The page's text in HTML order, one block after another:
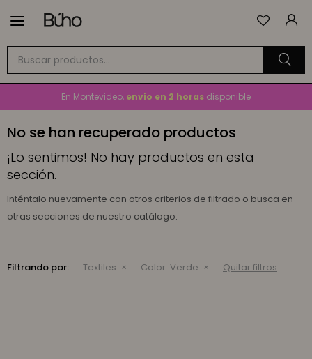

GRATIS
En Montevideo, envío en 2 horas disponible
No se han recuperado productos
¡Lo sentimos! No hay productos en esta
sección.
Inténtalo nuevamente con otros criterios de filtrado o busca en
otras secciones de nuestro catálogo.
Filtrando por: Textiles Color: Verde Quitar filtros